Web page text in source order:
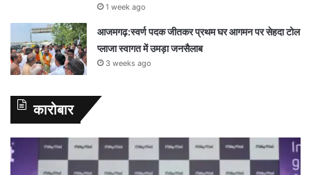
1 week ago
आजमगढ़:स्वर्ण पदक जीतकर प्रथम घर आगमन पर सेहदा टोल
प्लाजा स्वागत में उमड़ा जनसैलाब
3 weeks ago
कारोबार